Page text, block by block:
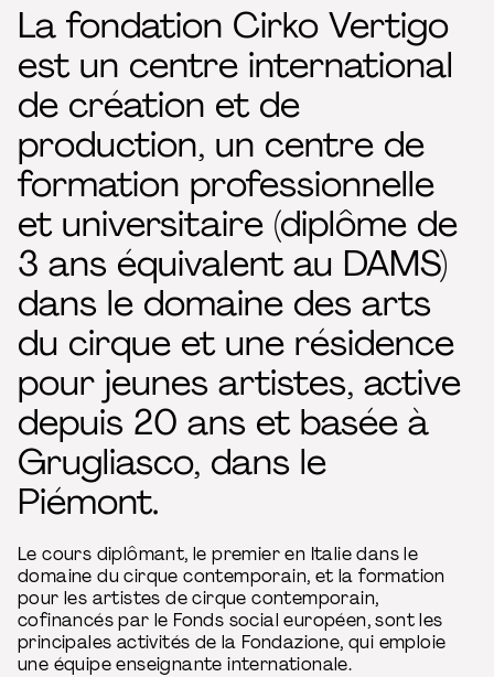
La fondation Cirko Vertigo
est un centre international
de création et de
production, un centre de
formation professionnelle
et universitaire (diplôme de
3 ans équivalent au DAMS)
dans le domaine des arts
du cirque et une résidence
pour jeunes artistes, active
depuis 20 ans et basée à
Grugliasco, dans le
Piémont.
Le cours diplômant, le premier en Italie dans le
domaine du cirque contemporain, et la formation
pour les artistes de cirque contemporain,
cofinancés par le Fonds social européen, sont les
principales activités de la Fondazione, qui emploie
une équipe enseignante internationale.